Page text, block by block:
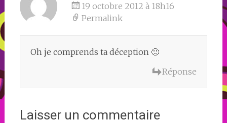
19 octobre 2012 à 18h16
Permalink
Oh je comprends ta déception 🙁
Réponse
Laisser un commentaire